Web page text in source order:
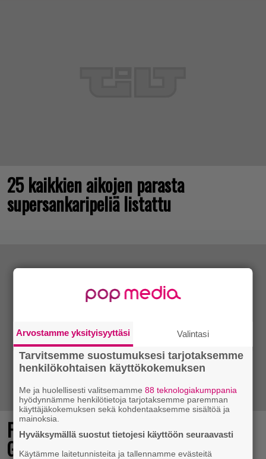
25 kaikkien aikojen parasta
supersankaripeliä listattu
Final Fantasy VII Revelation näytillä
Gamescom-messujen Opening Night
Arvostamme yksityisyyttäsi Valintasi
Tarvitsemme suostumuksesi tarjotaksemme
henkilökohtaisen käyttökokemuksen
Me ja huolellisesti valitsemamme88 teknologiakumppania
hyödynnämme henkilötietoja tarjotaksemme paremman
käyttäjäkokemuksen sekä kohdentaaksemme sisältöä ja
mainoksia.
Hyväksymällä suostut tietojesi käyttöön seuraavasti
Käytämme laitetunnisteita ja tallennamme evästeitä